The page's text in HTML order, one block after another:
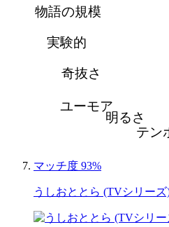
テン
明るさ
ユーモア
奇抜さ
実験的
物語の規模
マッチ度 93%
うしおととら (TVシリーズ